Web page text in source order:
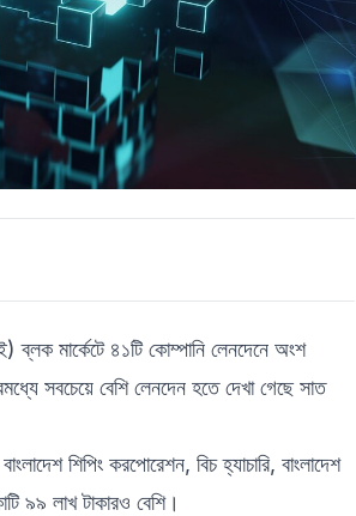
ব্লক মার্কেটে ৪১টি কোম্পানি লেনদেনে অংশ
সবচেয়ে বেশি লেনদেন হতে দেখা গেছে সাত
শিপিং করপোরেশন, বিচ হ্যাচারি, বাংলাদেশ
৯৯ লাখ টাকারও বেশি।